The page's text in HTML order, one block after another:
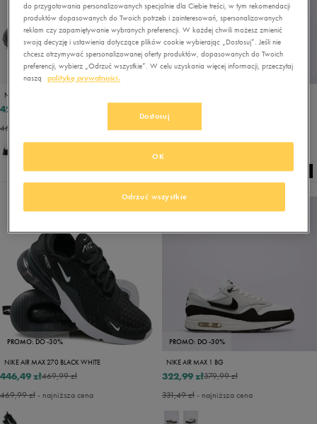
NIKE AIR MAX 270 BLACK
429,99 zł
469,99 zł 599,99 zł- najniższa cena
PROMO: DO -30%
NIKE AIR MAX 270 BLACK WHITE
469,99 zł
446,49 zł
469,99 zł- najniższa cena
PROMO: DO -30%
NIKE AIR MAX 1 BG
379,99 zł
322,99 zł
331,49 zł- najniższa cena
do przygotowania personalizowanych specjalnie dla Ciebie treści, w tym rekomendacji
produktów dopasowanych do Twoich potrzeb i zainteresowań, spersonalizowanych
reklam czy zapamiętywanie wybranych preferencji. W każdej chwili możesz zmienić
swoją decyzję i ustawienia dotyczące plików cookie wybierając „Dostosuj”. Jeśli nie
chcesz otrzymywać spersonalizowanej oferty produktów, dopasowanych do Twoich
preferencji, wybierz „Odrzuć wszystkie”. W celu uzyskania więcej informacji, przeczytaj
naszą
politykę prywatności.
Dostosuj
Odrzuć wszystkie
OK